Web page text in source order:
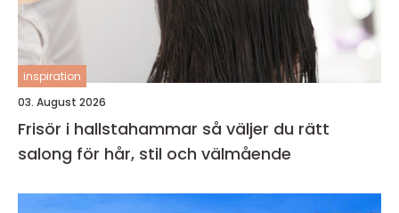
inspiration
03. August 2026
Frisör i hallstahammar så väljer du rätt
salong för hår, stil och välmående